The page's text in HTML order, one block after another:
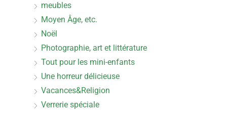
meubles
Moyen Âge, etc.
Noël
Photographie, art et littérature
Tout pour les mini-enfants
Une horreur délicieuse
Vacances&Religion
Verrerie spéciale